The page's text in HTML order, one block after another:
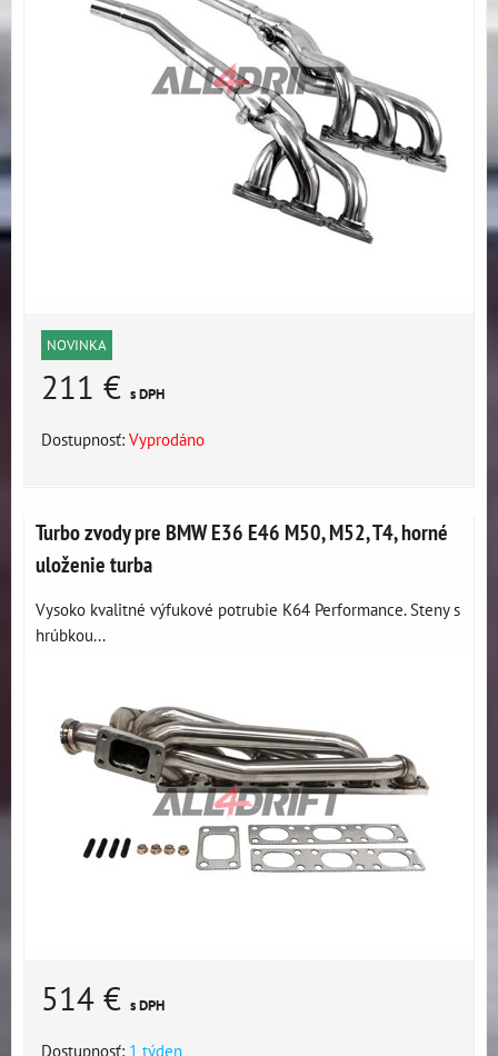
NOVINKA
211 € s DPH
Dostupnosť: Vyprodáno
Turbo zvody pre BMW E36 E46 M50, M52, T4, horné
uloženie turba
Vysoko kvalitné výfukové potrubie K64 Performance. Steny s
hrúbkou...
514 € s DPH
Dostupnosť: 1 týden